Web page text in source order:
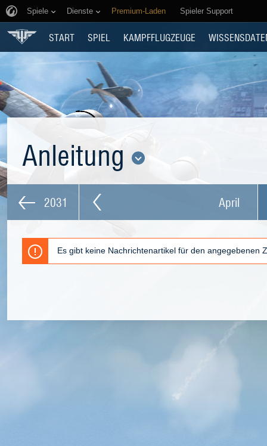
Spiele Dienste Premium-Laden Spieler Support
START SPIEL KAMPFFLUGZEUGE
Anleitung
2031 April
Es gibt keine Nachrichtenartikel für den angegebenen